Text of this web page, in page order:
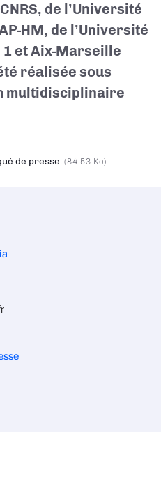
de l’Université
HM, de l’Université
1 et Aix-Marseille
réalisée sous
multidisciplinaire
de presse. (84.53 Ko)